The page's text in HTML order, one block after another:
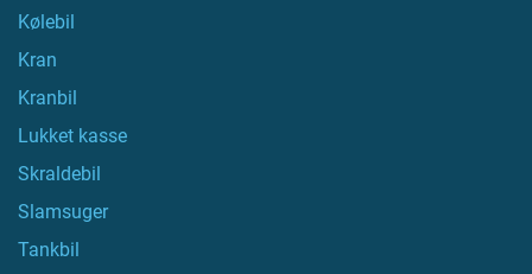
Kølebil
Kran
Kranbil
Lukket kasse
Skraldebil
Slamsuger
Tankbil